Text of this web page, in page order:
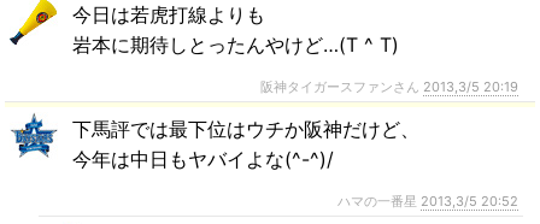
今日は若虎打線よりも
岩本に期待しとったんやけど…(T ^ T)
阪神タイガースファンさん 2013,3/5 20:19
下馬評では最下位はウチか阪神だけど、
今年は中日もヤバイよな(^-^)/
ハマの一番星 2013,3/5 20:52